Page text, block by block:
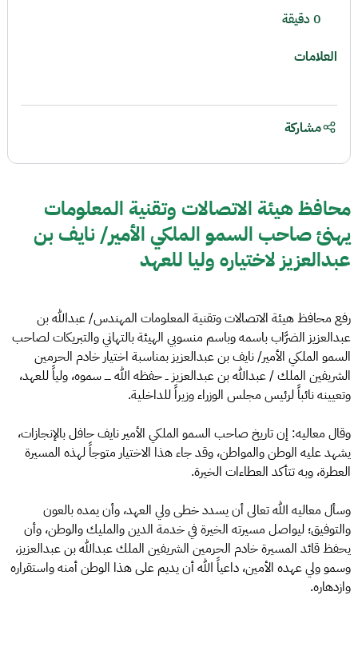
محافظ هيئة الاتصالات وتقنية المعلومات
يهنئ صاحب السمو الملكي الأمير/ نايف بن
عبدالعزيز لاختياره وليا للعهد
رفع محافظ هيئة الاتصالات وتقنية المعلومات المهندس/ عبدالله بن
عبدالعزيز الضرَّاب باسمه وباسم منسوبي الهيئة بالتهاني والتبريكات لصاحب
السمو الملكي الأمير/ نايف بن عبدالعزيز بمناسبة اختيار خادم الحرمين
الشريفين الملك / عبدالله بن عبدالعزيز ــ حفظه الله ــــ سموه، ولياً للعهد،
وتعيينه نائباً لرئيس مجلس الوزراء وزيراً للداخلية.
وقال معاليه: إن تاريخ صاحب السمو الملكي الأمير نايف حافل بالإنجازات،
يشهد عليه الوطن والمواطن، وقد جاء هذا الاختيار متوجاً لهذه المسيرة
العطرة، وبه تتأكد العطاءات الخيرة.
وسأل معاليه الله تعالى أن يسدد خطى ولي العهد، وأن يمده بالعون
والتوفيق؛ ليواصل مسيرته الخيرة في خدمة الدين والمليك والوطن، وأن
يحفظ قائد المسيرة خادم الحرمين الشريفين الملك عبدالله بن عبدالعزيز،
وسمو ولي عهده الأمين، داعياً الله أن يديم على هذا الوطن أمنه واستقراره
وازدهاره.
0 دقيقة
العلامات
مشاركة